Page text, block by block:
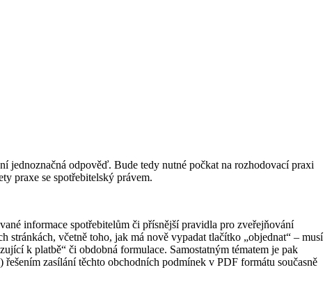
jednoznačná odpověď. Bude tedy nutné počkat na rozhodovací praxi
praxe se spotřebitelský právem.
informace spotřebitelům či přísnější pravidla pro zveřejňování
včetně toho, jak má nově vypadat tlačítko „objednat“ – musí
k platbě“ či obdobná formulace. Samostatným tématem je pak
zasílání těchto obchodních podmínek v PDF formátu současně